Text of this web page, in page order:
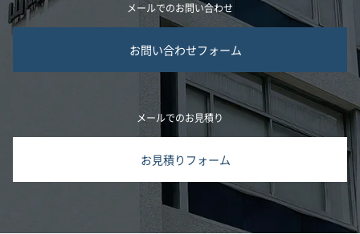
メールでのお問い合わせ
お問い合わせフォーム
メールでのお見積り
お見積りフォーム